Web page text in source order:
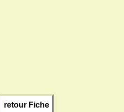
retour Fiche